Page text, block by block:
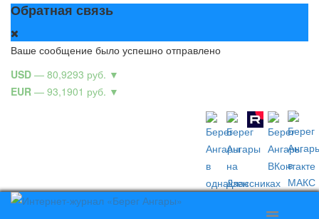
Обратная связь
Ваше сообщение было успешно отправлено
USD — 80,9293 руб. ▼
EUR — 93,1901 руб. ▼